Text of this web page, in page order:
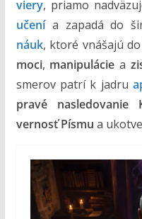
viery, priamo
učenía zapadá do
náuk, ktoré vnášajú
moci, manipulácie a
smerov patrí k jadru
pravé nasledovanie
vernosť Písmu a